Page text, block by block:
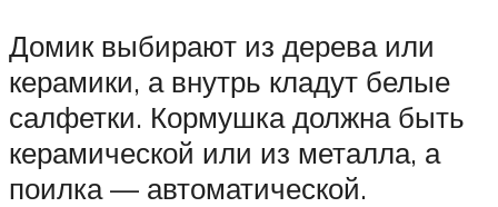
Домик выбирают из дерева или
керамики, а внутрь кладут белые
салфетки. Кормушка должна быть
керамической или из металла, а
поилка — автоматической.